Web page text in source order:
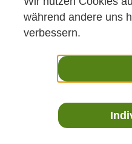
während andere uns
verbessern.
9.30 - 11 Uhr |
Alter von 4 Monaten